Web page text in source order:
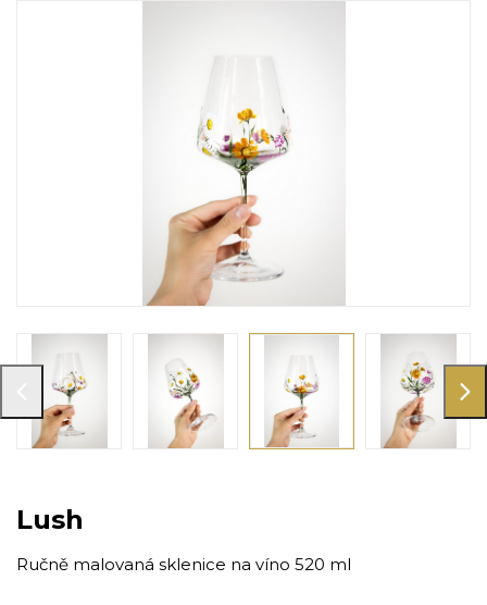
Lush
Ručně malovaná sklenice na víno 520 ml